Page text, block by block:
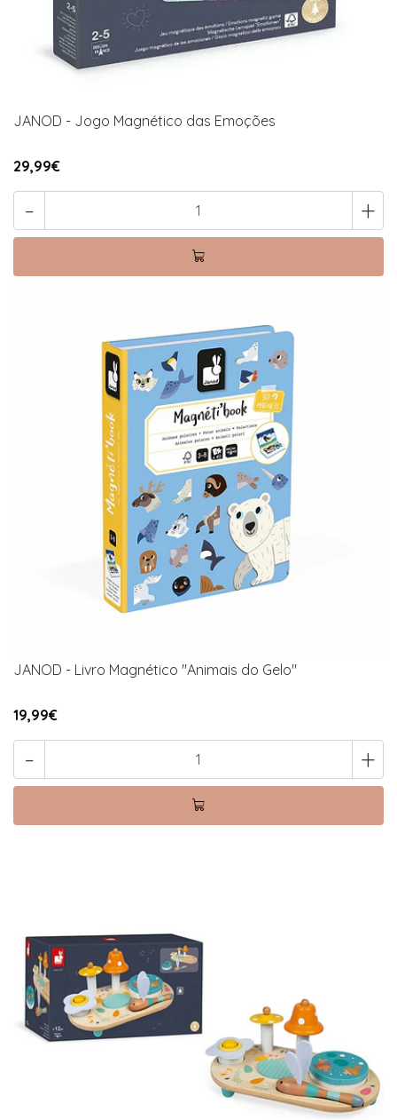
JANOD - Jogo Magnético das Emoções
29,99€
- +
JANOD - Livro Magnético "Animais do Gelo"
19,99€
- +